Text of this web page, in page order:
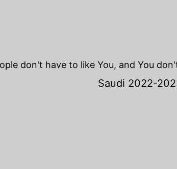
don't have to like You, and You
Saudi 2022-